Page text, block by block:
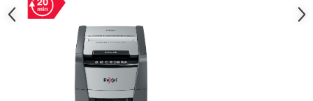
Trollere, genti si accesorii de voiaj
Genti de umar si borsete
Genti, huse si rucsacuri de laptop
Genti de plaja si cumparaturi
Portofele si portcarduri RFID